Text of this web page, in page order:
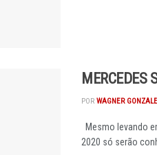
MERCEDES
POR WAGNER
Mesmo levando
2020 só serão